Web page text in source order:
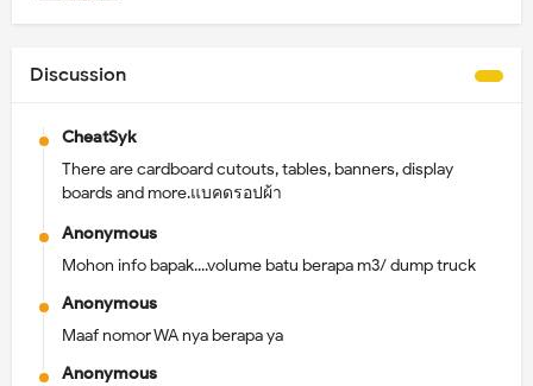
Discussion
CheatSyk
There are cardboard cutouts, tables, banners, display
boards and more.แบคดรอปผ้า
Anonymous
Mohon info bapak....volume batu berapa m3/ dump truck
Anonymous
Maaf nomor WA nya berapa ya
Anonymous